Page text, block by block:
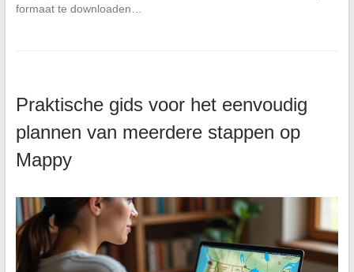
formaat te downloaden…
Praktische gids voor het eenvoudig
plannen van meerdere stappen op
Mappy